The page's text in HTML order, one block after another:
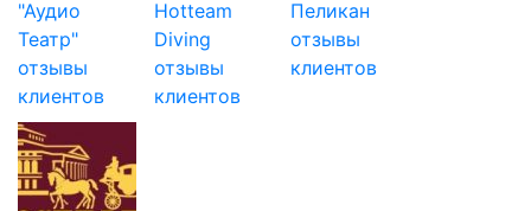
"Аудио
Театр"
отзывы
клиентов
Hotteam
Diving
отзывы
клиентов
Пеликан
отзывы
клиентов